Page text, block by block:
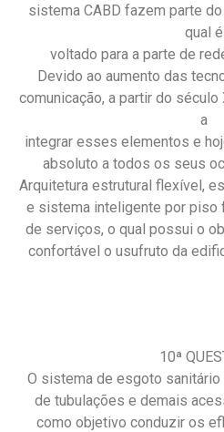
sistema CABD fazem parte
qual é
voltado para a parte de
Devido ao aumento das
comunicação, a partir do
a
integrar esses elementos e
absoluto a todos os seus
Arquitetura estrutural flexível,
e sistema inteligente por piso
de serviços, o qual possui o
confortável o usufruto da
10ª
O sistema de esgoto
de tubulações e demais
como objetivo conduzir os